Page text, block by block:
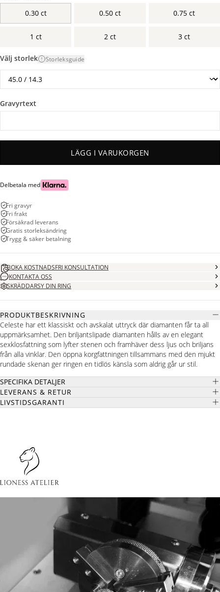
0.30 ct
0.50 ct 0.75 ct
1 ct 2 ct 3 ct
Välj storlek Storleksguide
Gravyrtext
LÄGG I VARUKORGEN
Delbetala med
Fri gravyr
Fri frakt
Försäkrad leverans
Gratis storleksändring
Trygg & säker betalning
BOKA KOSTNADSFRI KONSULTATION
KONTAKTA OSS
SKRÄDDARSY DIN RING
PRODUKTBESKRIVNING
Celeste har ett klassiskt och avskalat uttryck där diamanten får ta all
uppmärksamhet. Den briljantslipade diamanten hålls av en elegant
sexklosfattning som lyfter stenen och framhäver dess ljus och briljans
från alla vinklar. Den öppna korgfattningen tillsammans med den mjukt
rundade skenan ger ringen en tidlös känsla som aldrig går ur stil.
SPECIFIKA DETALJER
LEVERANS & RETUR
LIVSTIDSGARANTI